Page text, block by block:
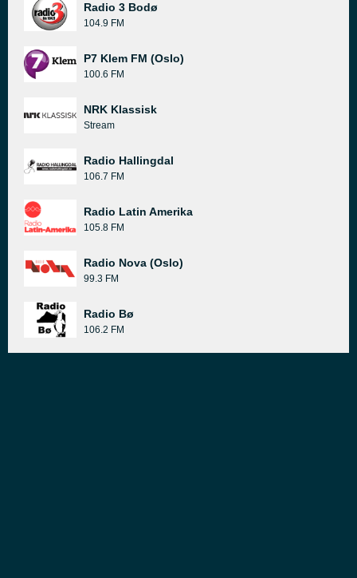
Radio 3 Bodø
104.9 FM
P7 Klem FM (Oslo)
100.6 FM
NRK Klassisk
Stream
Radio Hallingdal
106.7 FM
Radio Latin Amerika
105.8 FM
Radio Nova (Oslo)
99.3 FM
Radio Bø
106.2 FM